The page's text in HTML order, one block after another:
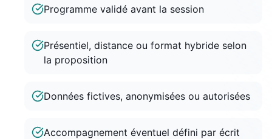
Programme validé avant la session
Présentiel, distance ou format hybride selon
la proposition
Données fictives, anonymisées ou autorisées
Accompagnement éventuel défini par écrit